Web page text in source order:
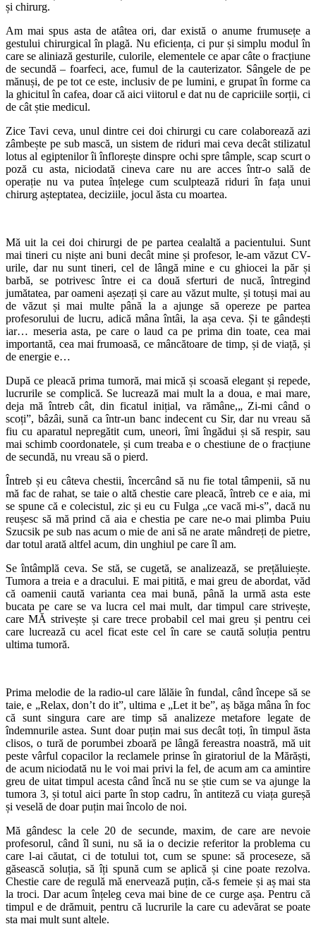
și chirurg.
Am mai spus asta de atâtea ori, dar există o anume frumusețe a
gestului chirurgical în plagă. Nu eficiența, ci pur și simplu modul în
care se aliniază gesturile, culorile, elementele ce apar câte o fracțiune
de secundă – foarfeci, ace, fumul de la cauterizator. Sângele de pe
mănuși, de pe tot ce este, inclusiv de pe lumini, e grupat în forme ca
la ghicitul în cafea, doar că aici viitorul e dat nu de capriciile sorții, ci
de cât știe medicul.
Zice Tavi ceva, unul dintre cei doi chirurgi cu care colaborează azi
zâmbește pe sub mască, un sistem de riduri mai ceva decât stilizatul
lotus al egiptenilor îi înflorește dinspre ochi spre tâmple, scap scurt o
poză cu asta, niciodată cineva care nu are acces într-o sală de
operație nu va putea înțelege cum sculptează riduri în fața unui
chirurg așteptatea, deciziile, jocul ăsta cu moartea.
Mă uit la cei doi chirurgi de pe partea cealaltă a pacientului. Sunt
mai tineri cu niște ani buni decât mine și profesor, le-am văzut CV-
urile, dar nu sunt tineri, cel de lângă mine e cu ghiocei la păr și
barbă, se potrivesc între ei ca două sferturi de nucă, întregind
jumătatea, par oameni așezați și care au văzut multe, și totuși mai au
de văzut și mai multe până la a ajunge să opereze pe partea
profesorului de lucru, adică mâna întâi, la așa ceva. Și te gândești
iar… meseria asta, pe care o laud ca pe prima din toate, cea mai
importantă, cea mai frumoasă, ce mâncătoare de timp, și de viață, și
de energie e…
După ce pleacă prima tumoră, mai mică și scoasă elegant și repede,
lucrurile se complică. Se lucrează mai mult la a doua, e mai mare,
deja mă întreb cât, din ficatul inițial, va rămâne,„ Zi-mi când o
scoți”, bâzâi, sună ca într-un banc indecent cu Sir, dar nu vreau să
fiu cu aparatul nepregătit cum, uneori, îmi îngădui și să respir, sau
mai schimb coordonatele, și cum treaba e o chestiune de o fracțiune
de secundă, nu vreau să o pierd.
Întreb și eu câteva chestii, încercând să nu fie total tâmpenii, să nu
mă fac de rahat, se taie o altă chestie care pleacă, întreb ce e aia, mi
se spune că e colecistul, zic și eu cu Fulga „ce vacă mi-s”, dacă nu
reușesc să mă prind că aia e chestia pe care ne-o mai plimba Puiu
Szucsik pe sub nas acum o mie de ani să ne arate mândreți de pietre,
dar totul arată altfel acum, din unghiul pe care îl am.
Se întâmplă ceva. Se stă, se cugetă, se analizează, se prețăluiește.
Tumora a treia e a dracului. E mai pitită, e mai greu de abordat, văd
că oamenii caută varianta cea mai bună, până la urmă asta este
bucata pe care se va lucra cel mai mult, dar timpul care strivește,
care MĂ strivește și care trece probabil cel mai greu și pentru cei
care lucrează cu acel ficat este cel în care se caută soluția pentru
ultima tumoră.
Prima melodie de la radio-ul care lălăie în fundal, când începe să se
taie, e „Relax, don’t do it”, ultima e „Let it be”, aș băga mâna în foc
că sunt singura care are timp să analizeze metafore legate de
îndemnurile astea. Sunt doar puțin mai sus decât toți, în timpul ăsta
clisos, o tură de porumbei zboară pe lângă fereastra noastră, mă uit
peste vârful copacilor la reclamele prinse în giratoriul de la Mărăști,
de acum niciodată nu le voi mai privi la fel, de acum am ca amintire
greu de uitat timpul acesta când încă nu se știe cum se va ajunge la
tumora 3, și totul aici parte în stop cadru, în antiteză cu viața gureșă
și veselă de doar puțin mai încolo de noi.
Mă gândesc la cele 20 de secunde, maxim, de care are nevoie
profesorul, când îl suni, nu să ia o decizie referitor la problema cu
care l-ai căutat, ci de totului tot, cum se spune: să proceseze, să
găsească soluția, să îți spună cum se aplică și cine poate rezolva.
Chestie care de regulă mă enervează puțin, că-s femeie și aș mai sta
la troci. Dar acum înțeleg ceva mai bine de ce curge așa. Pentru că
timpul e de drămuit, pentru că lucrurile la care cu adevărat se poate
sta mai mult sunt altele.